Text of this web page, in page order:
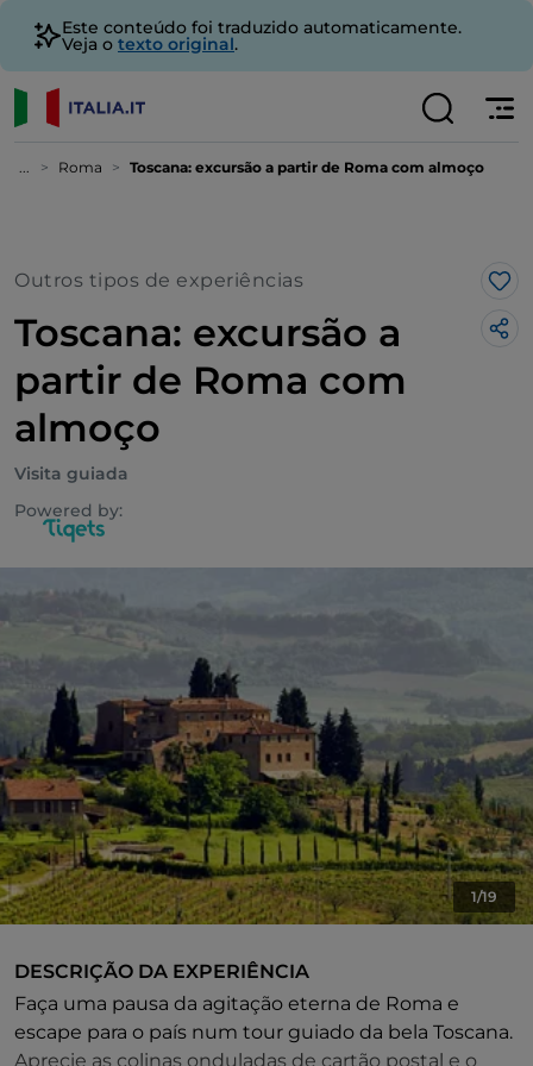
Este conteúdo foi traduzido automaticamente.
Veja o texto original.
... Roma Toscana: excursão a partir de Roma com almoço
Outros tipos de experiências
Toscana: excursão a
partir de Roma com
almoço
Visita guiada
Powered by:
1/19
DESCRIÇÃO DA EXPERIÊNCIA
Faça uma pausa da agitação eterna de Roma e
escape para o país num tour guiado da bela Toscana.
Aprecie as colinas onduladas de cartão postal e o